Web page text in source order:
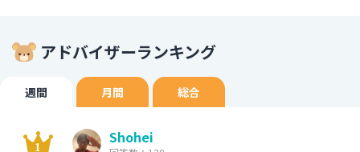
アドバイザーランキング
週間 月間 総合
Shohei